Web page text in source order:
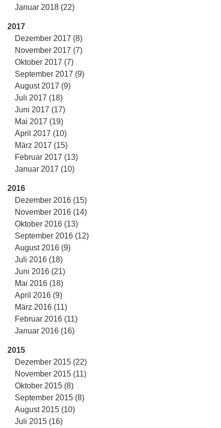
Januar 2018 (22)
2017
Dezember 2017 (8)
November 2017 (7)
Oktober 2017 (7)
September 2017 (9)
August 2017 (9)
Juli 2017 (18)
Juni 2017 (17)
Mai 2017 (19)
April 2017 (10)
März 2017 (15)
Februar 2017 (13)
Januar 2017 (10)
2016
Dezember 2016 (15)
November 2016 (14)
Oktober 2016 (13)
September 2016 (12)
August 2016 (9)
Juli 2016 (18)
Juni 2016 (21)
Mai 2016 (18)
April 2016 (9)
März 2016 (11)
Februar 2016 (11)
Januar 2016 (16)
2015
Dezember 2015 (22)
November 2015 (11)
Oktober 2015 (8)
September 2015 (8)
August 2015 (10)
Juli 2015 (16)